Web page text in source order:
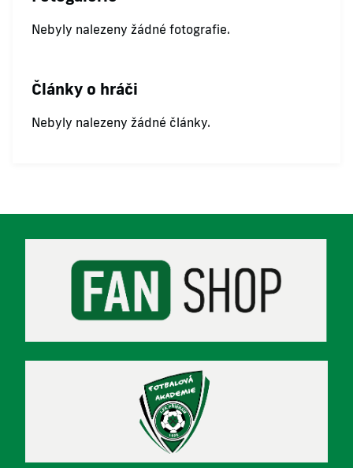
Nebyly nalezeny žádné fotografie.
Články o hráči
Nebyly nalezeny žádné články.